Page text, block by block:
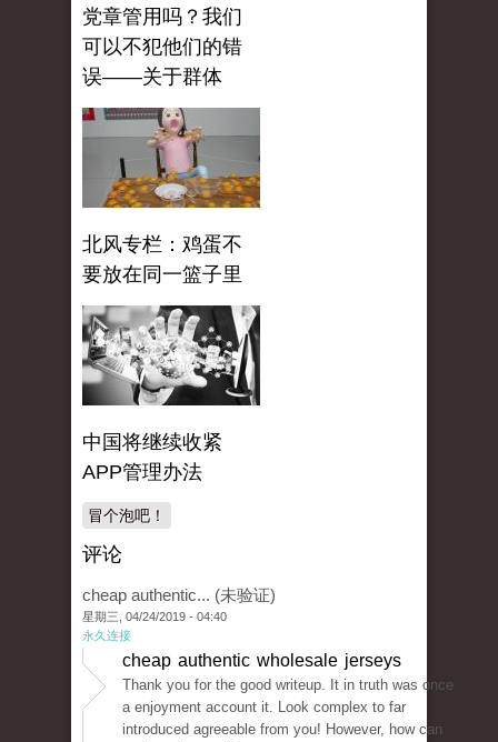
党章管用吗？我们
可以不犯他们的错
误——关于群体
北风专栏：鸡蛋不
要放在同一篮子里
中国将继续收紧
APP管理办法
冒个泡吧！
评论
cheap authentic... (未验证)
星期三, 04/24/2019 - 04:40
永久连接
cheap authentic wholesale jerseys
Thank you for the good writeup. It in truth was once
a enjoyment account it. Look complex to far
introduced agreeable from you! However, how can